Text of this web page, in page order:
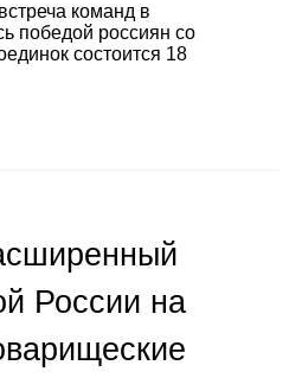
команд в
победой россиян со
состоится 18
России на